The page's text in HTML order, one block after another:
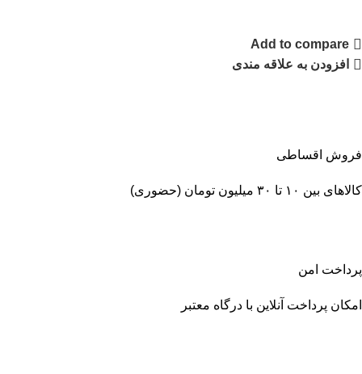
Add to compare
افزودن به علاقه مندی
فروش اقساطی
کالاهای بین ۱۰ تا ۳۰ میلیون تومان (حضوری)
پرداخت امن
امکان پرداخت آنلاین با درگاه معتبر